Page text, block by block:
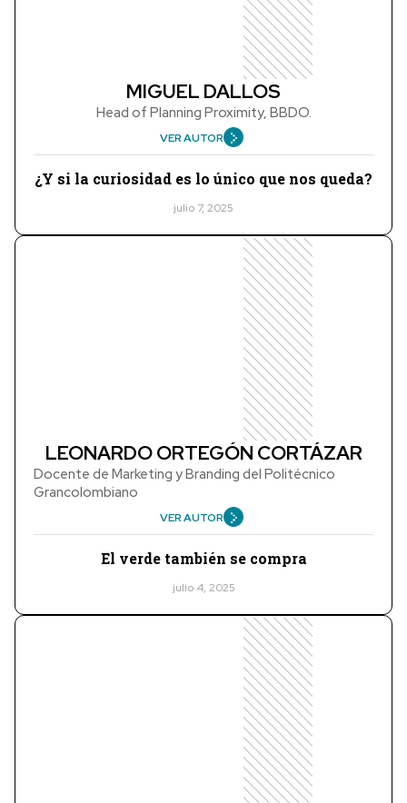
MIGUEL DALLOS
Head of Planning Proximity, BBDO.
VER AUTOR
¿Y si la curiosidad es lo único que nos queda?
julio 7, 2025
LEONARDO ORTEGÓN CORTÁZAR
Docente de Marketing y Branding del Politécnico
Grancolombiano
VER AUTOR
El verde también se compra
julio 4, 2025